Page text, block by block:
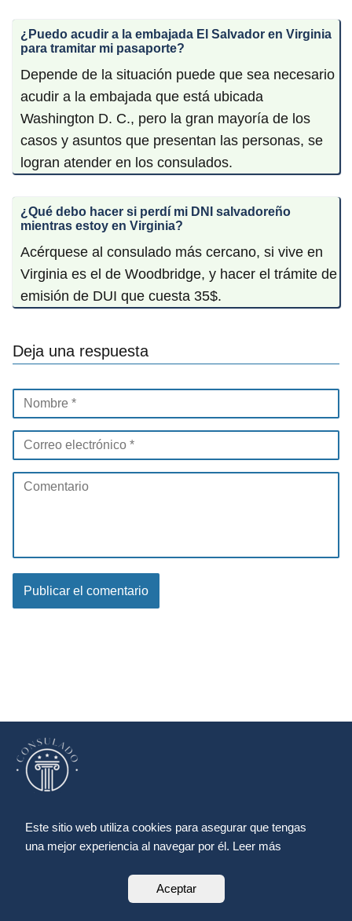
¿Puedo acudir a la embajada El Salvador en Virginia
para tramitar mi pasaporte?
Depende de la situación puede que sea necesario
acudir a la embajada que está ubicada
Washington D. C., pero la gran mayoría de los
casos y asuntos que presentan las personas, se
logran atender en los consulados.
¿Qué debo hacer si perdí mi DNI salvadoreño
mientras estoy en Virginia?
Acérquese al consulado más cercano, si vive en
Virginia es el de Woodbridge, y hacer el trámite de
emisión de DUI que cuesta 35$.
Deja una respuesta
Este sitio web utiliza cookies para asegurar que tengas
una mejor experiencia al navegar por él. Leer más
Aceptar